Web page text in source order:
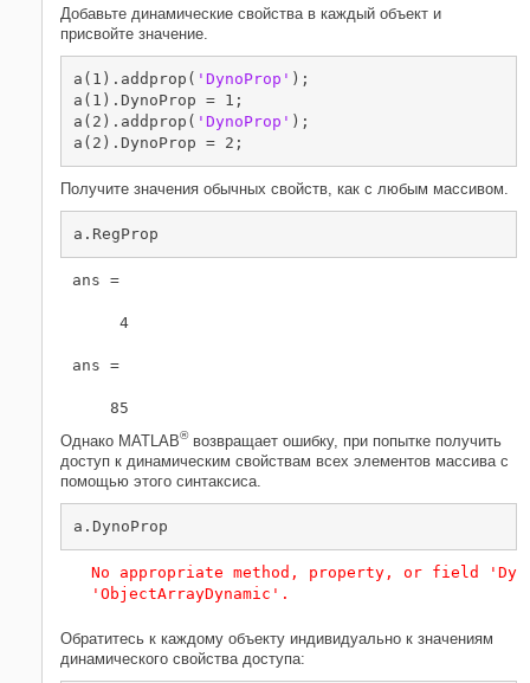
Добавьте динамические свойства в каждый объект и
присвойте значение.
a(1).addprop( 'DynoProp' );
a(1).DynoProp = 1;
a(2).addprop( 'DynoProp' );
a(2).DynoProp = 2;
Получите значения обычных свойств, как с любым массивом.
a.RegProp
ans =
     4
ans =
    85
Однако MATLAB®возвращает ошибку, при попытке получить
доступ к динамическим свойствам всех элементов массива с
помощью этого синтаксиса.
No appropriate method, property, or field
'ObjectArrayDynamic'.
Обратитесь к каждому объекту индивидуально к значениям
динамического свойства доступа: